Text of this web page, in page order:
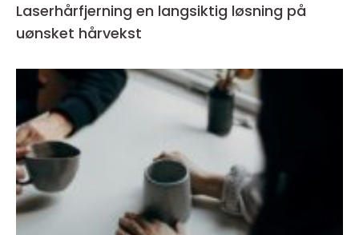
Laserhårfjerning en langsiktig løsning på
uønsket hårvekst